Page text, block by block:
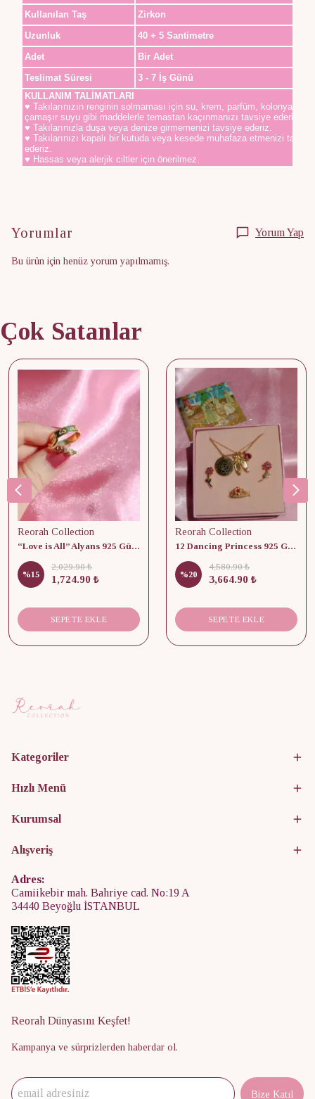
Kullanılan Taş
Zirkon
Uzunluk
40 + 5 Santimetre
Adet
Bir Adet
Teslimat Süresi
3 - 7 İş Günü
KULLANIM TALİMATLARI
♥ Takılarınızın renginin solmaması için su, krem, parfüm, kolonya,
çamaşır suyu gibi maddelerle temastan kaçınmanızı tavsiye ederiz.
♥ Takılarınızla duşa veya denize girmemenizi tavsiye ederiz.
♥ Takılarınızı kapalı bir kutuda veya kesede muhafaza etmenizi
ederiz.
♥ Hassas veya alerjik ciltler için önerilmez.
Yorumlar Yorum Yap
Bu ürün için henüz yorum yapılmamış.
Çok Satanlar
Reorah Collection
“Love is All” Alyans 925 Gümüş - Medium Beden
%15
2,029.90 ₺
1,724.90 ₺
SEPETE EKLE
Reorah Collection
12 Dancing Princess 925 Gümüş/ Kolye, Küpe ve Yüzük Set
%20
4,580.90 ₺
3,664.90 ₺
SEPETE EKLE
Kategoriler
Hızlı Menü
Kurumsal
Alışveriş
Adres:
Camiikebir mah. Bahriye cad. No:19 A
34440 Beyoğlu İSTANBUL
Reorah Dünyasını Keşfet!
Kampanya ve sürprizlerden haberdar ol.
Bize Katıl